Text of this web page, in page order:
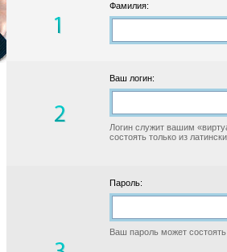
Фамилия:
Ваш логин:
Логин служит вашим
состоять только из
Пароль:
Ваш пароль может